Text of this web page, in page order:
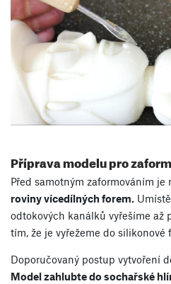
Příprava modelu pro
Před samotným zaformováním je
roviny vícedílných forem.
odtokových kanálků vyřešíme až
tím, že je vyřežeme do silikonové
Doporučovaný postup vytvoření
Model zahlubte do sochařské